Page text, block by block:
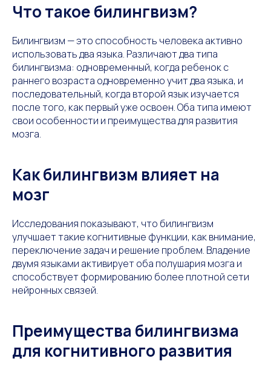
Что такое билингвизм?
Билингвизм — это способность человека активно
использовать два языка. Различают два типа
билингвизма: одновременный, когда ребенок с
раннего возраста одновременно учит два языка, и
последовательный, когда второй язык изучается
после того, как первый уже освоен. Оба типа имеют
свои особенности и преимущества для развития
мозга.
Как билингвизм влияет на
мозг
Исследования показывают, что билингвизм
улучшает такие когнитивные функции, как внимание,
переключение задач и решение проблем. Владение
двумя языками активирует оба полушария мозга и
способствует формированию более плотной сети
нейронных связей.
Преимущества билингвизма
для когнитивного развития